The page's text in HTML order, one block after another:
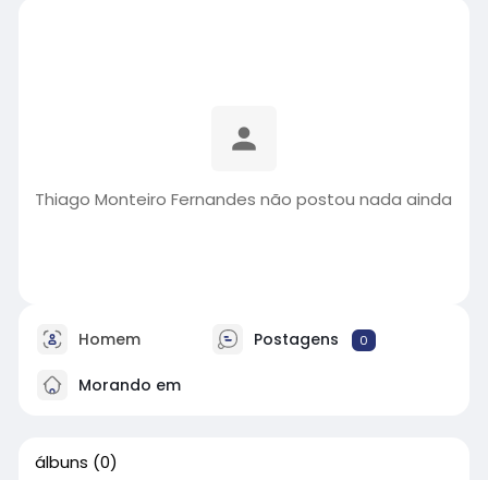
Thiago Monteiro Fernandes não postou nada ainda
Homem Postagens 0
Morando em
álbuns (0)